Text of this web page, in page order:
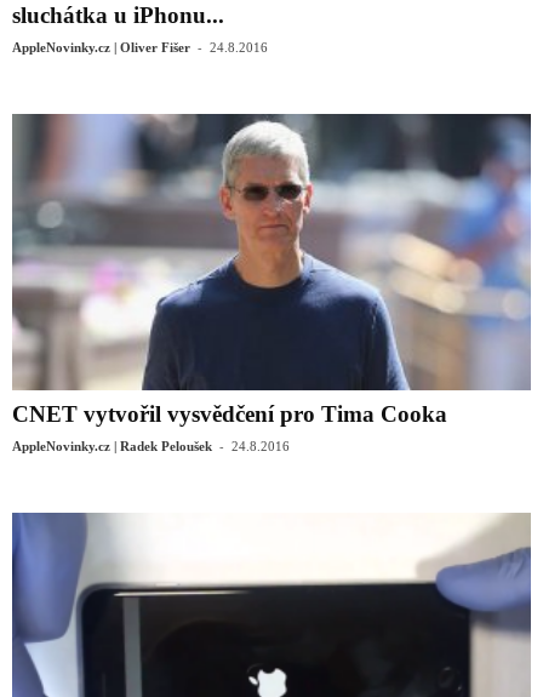
sluchátka u iPhonu...
AppleNovinky.cz | Oliver Fišer - 24.8.2016
CNET vytvořil vysvědčení pro Tima Cooka
AppleNovinky.cz | Radek Peloušek - 24.8.2016